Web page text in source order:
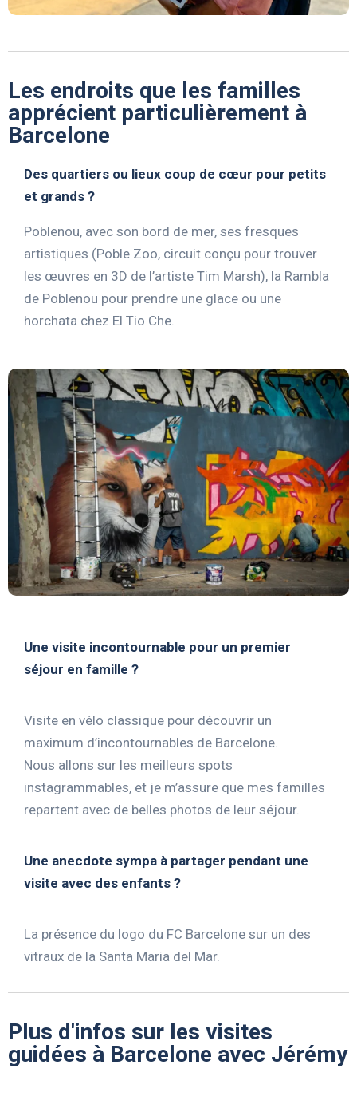
Les endroits que les familles
apprécient particulièrement à
Barcelone
Des quartiers ou lieux coup de cœur pour petits
et grands ?
Poblenou, avec son bord de mer, ses fresques
artistiques (Poble Zoo, circuit conçu pour trouver
les œuvres en 3D de l’artiste Tim Marsh), la Rambla
de Poblenou pour prendre une glace ou une
horchata chez El Tio Che.
Une visite incontournable pour un premier
séjour en famille ?
Visite en vélo classique pour découvrir un
maximum d’incontournables de Barcelone.
Nous allons sur les meilleurs spots
instagrammables, et je m’assure que mes familles
repartent avec de belles photos de leur séjour.
Une anecdote sympa à partager pendant une
visite avec des enfants ?
La présence du logo du FC Barcelone sur un des
vitraux de la Santa Maria del Mar.
Plus d'infos sur les visites
guidées à Barcelone avec Jérémy